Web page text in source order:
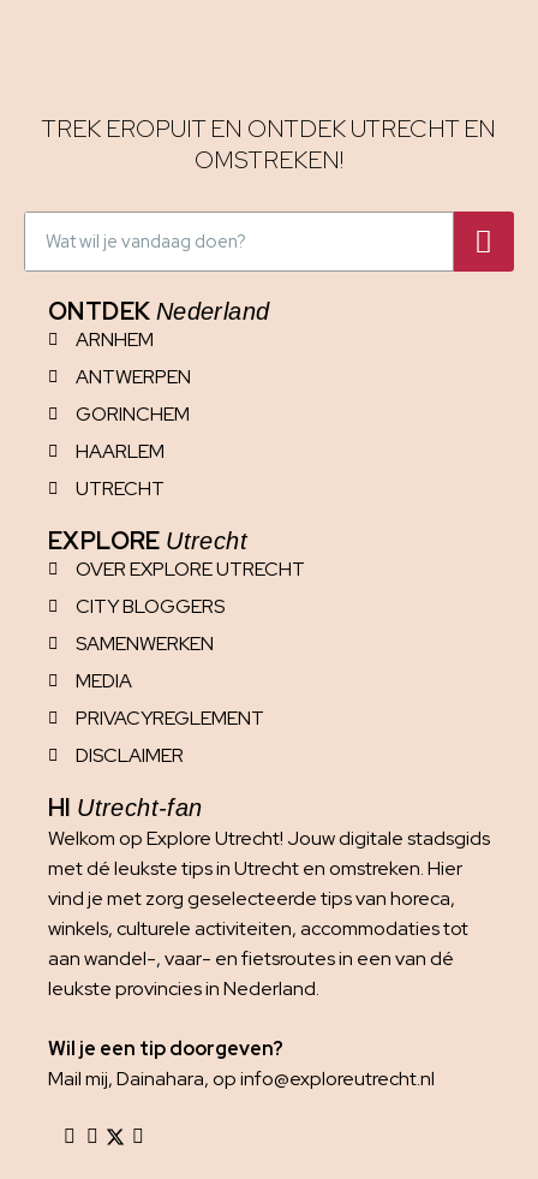
TREK EROPUIT EN ONTDEK UTRECHT EN
OMSTREKEN!
ONTDEK Nederland
ARNHEM
ANTWERPEN
GORINCHEM
HAARLEM
UTRECHT
EXPLORE Utrecht
OVER EXPLORE UTRECHT
CITY BLOGGERS
SAMENWERKEN
MEDIA
PRIVACYREGLEMENT
DISCLAIMER
HI Utrecht-fan
Welkom op Explore Utrecht! Jouw digitale stadsgids
met dé leukste tips in Utrecht en omstreken. Hier
vind je met zorg geselecteerde tips van horeca,
winkels, culturele activiteiten, accommodaties tot
aan wandel-, vaar- en fietsroutes in een van dé
leukste provincies in Nederland.
Wil je een tip doorgeven?
Mail mij, Dainahara, op info@exploreutrecht.nl